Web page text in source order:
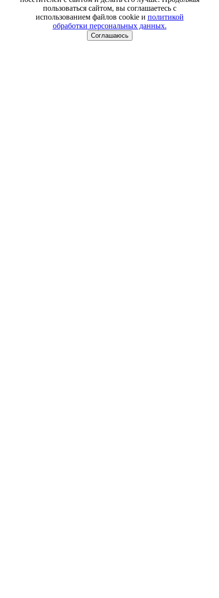
пользоваться сайтом, вы соглашаетесь с
использованием файлов cookie и политикой
обработки персональных данных.
Соглашаюсь